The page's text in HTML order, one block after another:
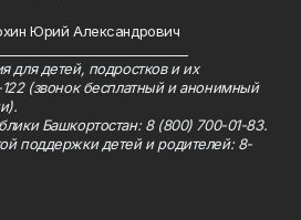
Юрий Александрович
для детей, подростков и их
(звонок бесплатный и анонимный
Башкортостан: 8 (800) 700-01-83.
поддержки детей и родителей: 8-